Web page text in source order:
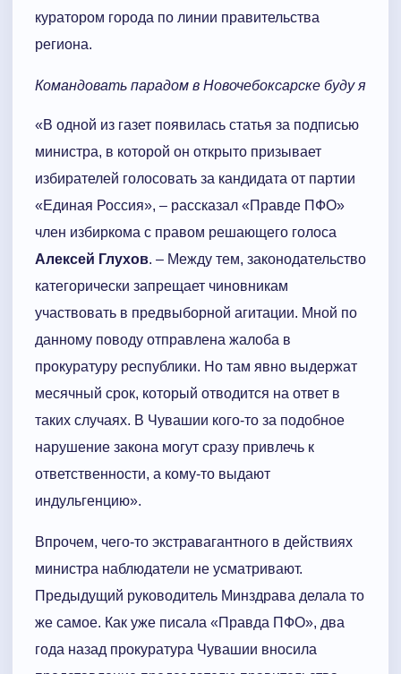
куратором города по линии правительства
региона.
Командовать парадом в Новочебоксарске буду я
«В одной из газет появилась статья за подписью
министра, в которой он открыто призывает
избирателей голосовать за кандидата от партии
«Единая Россия», – рассказал «Правде ПФО»
член избиркома с правом решающего голоса
Алексей Глухов. – Между тем, законодательство
категорически запрещает чиновникам
участвовать в предвыборной агитации. Мной по
данному поводу отправлена жалоба в
прокуратуру республики. Но там явно выдержат
месячный срок, который отводится на ответ в
таких случаях. В Чувашии кого-то за подобное
нарушение закона могут сразу привлечь к
ответственности, а кому-то выдают
индульгенцию».
Впрочем, чего-то экстравагантного в действиях
министра наблюдатели не усматривают.
Предыдущий руководитель Минздрава делала то
же самое. Как уже писала «Правда ПФО», два
года назад прокуратура Чувашии вносила